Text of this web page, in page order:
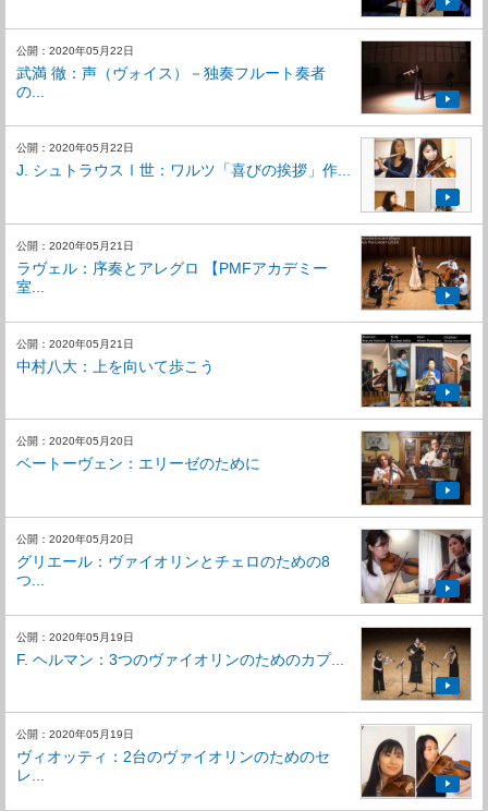
公開：2020年05月22日
武満 徹：声（ヴォイス）－独奏フルート奏者
の...
公開：2020年05月22日
J. シュトラウスⅠ世：ワルツ「喜びの挨拶」作...
公開：2020年05月21日
ラヴェル：序奏とアレグロ 【PMFアカデミー
室...
公開：2020年05月21日
中村八大：上を向いて歩こう
公開：2020年05月20日
ベートーヴェン：エリーゼのために
公開：2020年05月20日
グリエール：ヴァイオリンとチェロのための8
つ...
公開：2020年05月19日
F. ヘルマン：3つのヴァイオリンのためのカプ...
公開：2020年05月19日
ヴィオッティ：2台のヴァイオリンのためのセ
レ...